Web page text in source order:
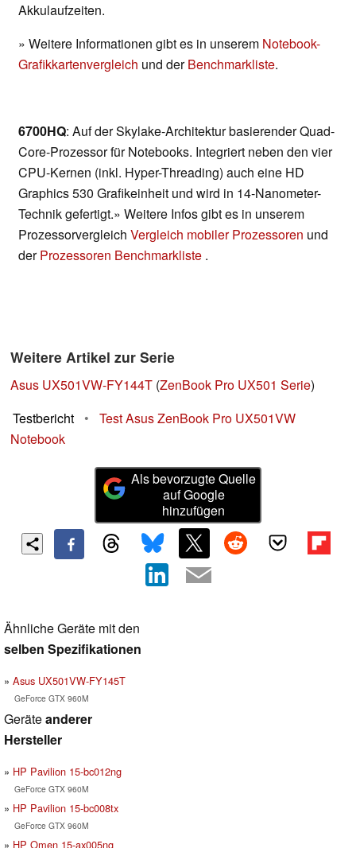
Akkulaufzeiten.
» Weitere Informationen gibt es in unserem Notebook-
Grafikkartenvergleich und derBenchmarkliste.
6700HQ: Auf der Skylake-Architektur basierender Quad-
Core-Prozessor für Notebooks. Integriert neben den vier
CPU-Kernen (inkl. Hyper-Threading) auch eine HD
Graphics 530 Grafikeinheit und wird in 14-Nanometer-
Technik gefertigt.» Weitere Infos gibt es in unserem
Prozessorvergleich Vergleich mobiler Prozessoren und
derProzessoren Benchmarkliste .
Weitere Artikel zur Serie
Asus UX501VW-FY144T (ZenBook Pro UX501 Serie)
Testbericht
•
Test Asus ZenBook Pro UX501VW
Notebook
Als bevorzugte Quelle
auf Google
hinzufügen
Ähnliche Geräte mit den
selben Spezifikationen
Asus UX501VW-FY145T
GeForce GTX 960M
Geräteanderer
Hersteller
HP Pavilion 15-bc012ng
GeForce GTX 960M
HP Pavilion 15-bc008tx
GeForce GTX 960M
HP Omen 15-ax005ng